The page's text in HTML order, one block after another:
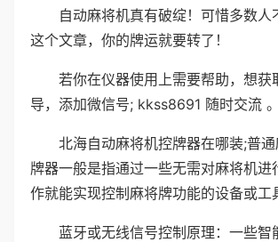
自动麻将机真有破绽！可惜多数人
这个文章，你的牌运就要转了！
若你在仪器使用上需要帮助，想获
导，添加微信号; kkss8691 随时交流 。
北海自动麻将机控牌器在哪装;普
牌器一般是指通过一些无需对麻将机进
作就能实现控制麻将牌功能的设备或工
蓝牙或无线信号控制原理：一些智